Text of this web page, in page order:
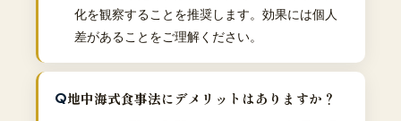
化を観察することを推奨します。効果には個人
差があることをご理解ください。
地中海式食事法にデメリットはありますか？